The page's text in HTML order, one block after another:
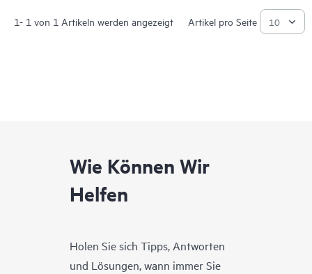
1- 1 von 1 Artikeln werden angezeigt Artikel pro Seite
Wie Können Wir
Helfen
Holen Sie sich Tipps, Antworten
und Lösungen, wann immer Sie